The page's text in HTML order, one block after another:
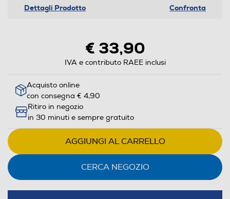
Dettagli Prodotto Confronta
€ 33,90
IVA e contributo RAEE inclusi
Acquisto online
con consegna € 4,90
Ritiro in negozio
in 30 minuti e sempre gratuito
AGGIUNGI AL CARRELLO
CERCA NEGOZIO